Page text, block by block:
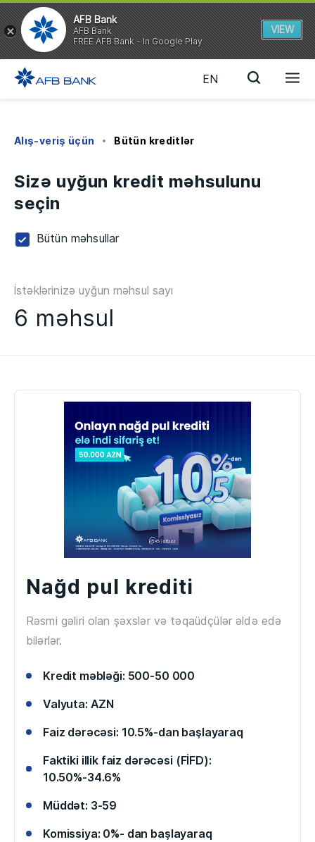
EN
Alış-veriş üçün Bütün kreditlər
Sizə uyğun kredit məhsulunu
seçin
Bütün məhsullar
İstəklərinizə uyğun məhsul sayı
6 məhsul
Nağd pul krediti
Rəsmi gəliri olan şəxslər və təqaüdçülər əldə edə
bilərlər.
Kredit məbləği: 500-50 000
Valyuta: AZN
Faiz dərəcəsi: 10.5%-dan başlayaraq
Faktiki illik faiz dərəcəsi (FİFD):
10.50%-34.6%
Müddət: 3-59
Komissiya: 0%- dan başlayaraq
AFB Bank
AFB Bank
FREE AFB Bank - In Google Play
VIEW